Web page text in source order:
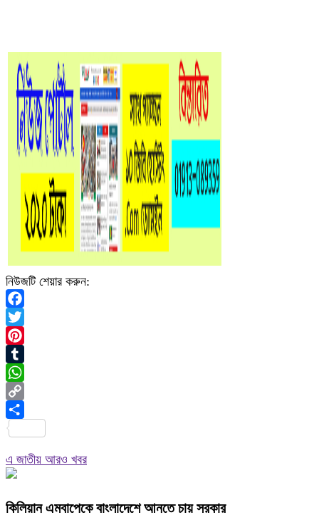
নিউজটি শেয়ার করুন:
Facebook
Twitter
Pinterest
Tumblr
WhatsApp
Copy
Link
এ জাতীয় আরও খবর
কিলিয়ান এমবাপেকে বাংলাদেশে আনতে চায় সরকার